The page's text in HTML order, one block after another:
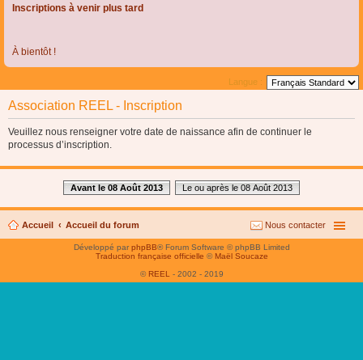
Inscriptions à venir plus tard
À bientôt !
Langue :
Association REEL - Inscription
Veuillez nous renseigner votre date de naissance afin de continuer le
processus d’inscription.
Avant le 08 Août 2013 Le ou après le 08 Août 2013
Accueil Accueil du forum Nous contacter
Développé parphpBB® Forum Software © phpBB Limited
Traduction française officielle © Maël Soucaze
© REEL - 2002 - 2019